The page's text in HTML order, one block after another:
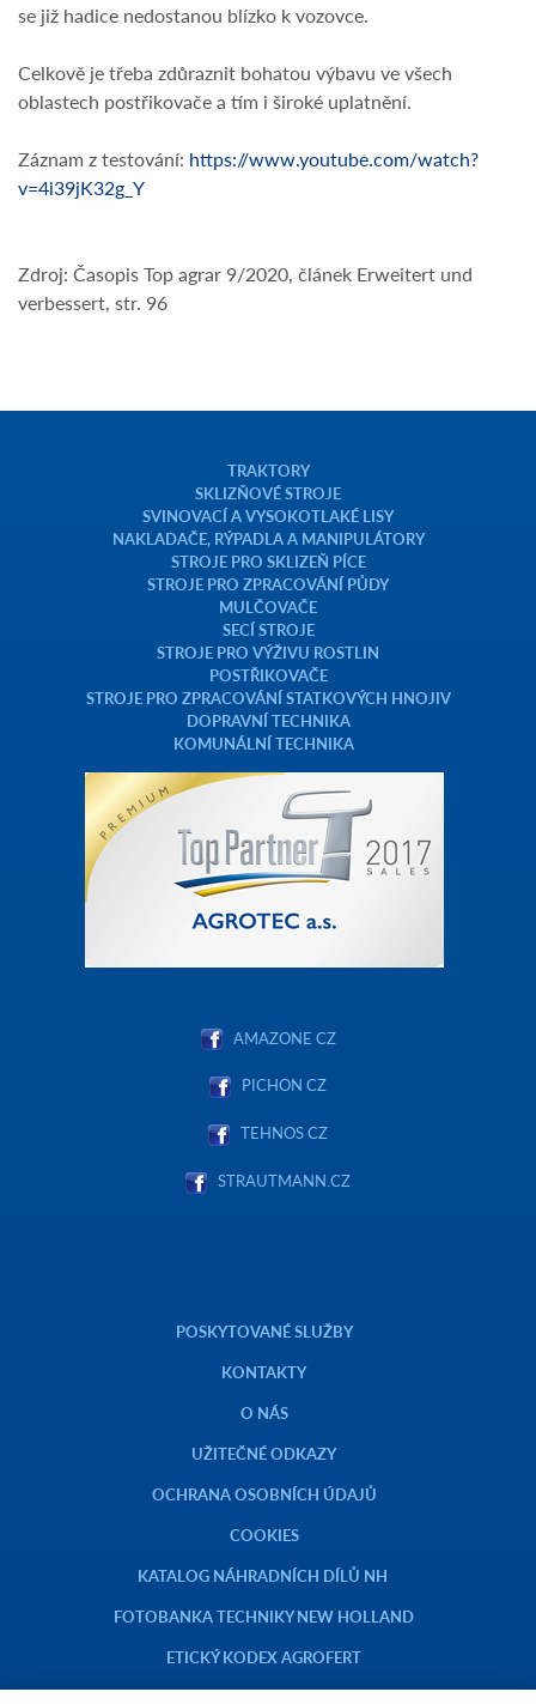
se již hadice nedostanou blízko k vozovce.
Celkově je třeba zdůraznit bohatou výbavu ve všech
oblastech postřikovače a tím i široké uplatnění.
Záznam z testování: https://www.youtube.com/watch?
v=4i39jK32g_Y
Zdroj: Časopis Top agrar 9/2020, článek Erweitert und
verbessert, str. 96
TRAKTORY
SKLIZŇOVÉ STROJE
SVINOVACÍ A VYSOKOTLAKÉ LISY
NAKLADAČE, RÝPADLA A MANIPULÁTORY
STROJE PRO SKLIZEŇ PÍCE
STROJE PRO ZPRACOVÁNÍ PŮDY
MULČOVAČE
SECÍ STROJE
STROJE PRO VÝŽIVU ROSTLIN
POSTŘIKOVAČE
STROJE PRO ZPRACOVÁNÍ STATKOVÝCH HNOJIV
DOPRAVNÍ TECHNIKA
KOMUNÁLNÍ TECHNIKA
AMAZONE CZ
PICHON CZ
TEHNOS CZ
STRAUTMANN.CZ
POSKYTOVANÉ SLUŽBY
KONTAKTY
O NÁS
UŽITEČNÉ ODKAZY
OCHRANA OSOBNÍCH ÚDAJŮ
COOKIES
KATALOG NÁHRADNÍCH DÍLŮ NH
FOTOBANKA TECHNIKY NEW HOLLAND
ETICKÝ KODEX AGROFERT